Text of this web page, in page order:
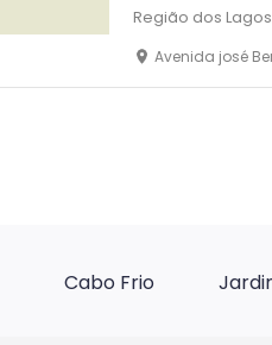
Região dos
Avenida josé Bento
Cabo Frio